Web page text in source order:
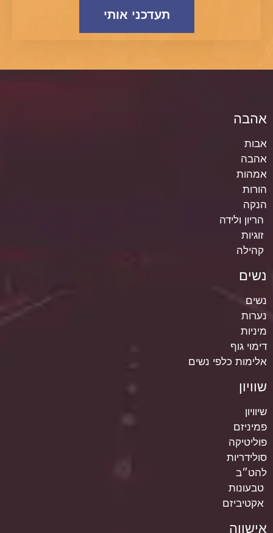
תעדכני אותי
אהבה
אבות
אהבה
אמהות
הורות
הנקה
הריון ולידה
זוגיות
קהילה
נשים
נשים
נערות
מיניות
דימוי גוף
אלימות כלפי נשים
שוויון
שיוויון
פמיניזם
פוליטיקה
סולידריות
להט״ב
טבעונות
אקטיביזם
אישווה